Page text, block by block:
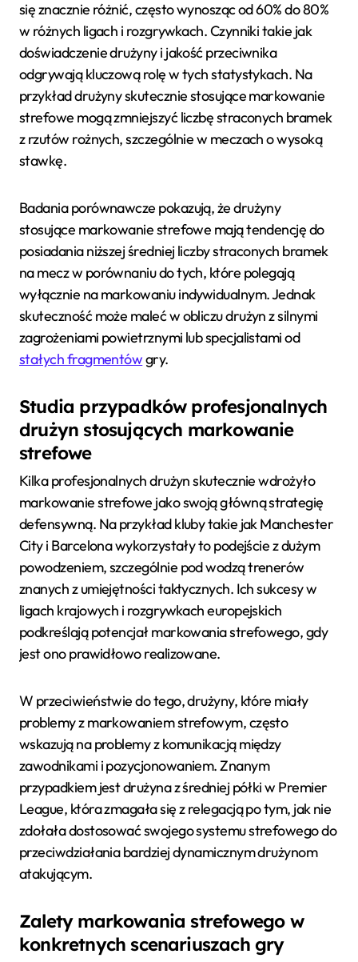
się znacznie różnić, często wynosząc od 60% do 80%
w różnych ligach i rozgrywkach. Czynniki takie jak
doświadczenie drużyny i jakość przeciwnika
odgrywają kluczową rolę w tych statystykach. Na
przykład drużyny skutecznie stosujące markowanie
strefowe mogą zmniejszyć liczbę straconych bramek
z rzutów rożnych, szczególnie w meczach o wysoką
stawkę.
Badania porównawcze pokazują, że drużyny
stosujące markowanie strefowe mają tendencję do
posiadania niższej średniej liczby straconych bramek
na mecz w porównaniu do tych, które polegają
wyłącznie na markowaniu indywidualnym. Jednak
skuteczność może maleć w obliczu drużyn z silnymi
zagrożeniami powietrznymi lub specjalistami od
stałych fragmentówgry.
Studia przypadków profesjonalnych
drużyn stosujących markowanie
strefowe
Kilka profesjonalnych drużyn skutecznie wdrożyło
markowanie strefowe jako swoją główną strategię
defensywną. Na przykład kluby takie jak Manchester
City i Barcelona wykorzystały to podejście z dużym
powodzeniem, szczególnie pod wodzą trenerów
znanych z umiejętności taktycznych. Ich sukcesy w
ligach krajowych i rozgrywkach europejskich
podkreślają potencjał markowania strefowego, gdy
jest ono prawidłowo realizowane.
W przeciwieństwie do tego, drużyny, które miały
problemy z markowaniem strefowym, często
wskazują na problemy z komunikacją między
zawodnikami i pozycjonowaniem. Znanym
przypadkiem jest drużyna z średniej półki w Premier
League, która zmagała się z relegacją po tym, jak nie
zdołała dostosować swojego systemu strefowego do
przeciwdziałania bardziej dynamicznym drużynom
atakującym.
Zalety markowania strefowego w
konkretnych scenariuszach gry